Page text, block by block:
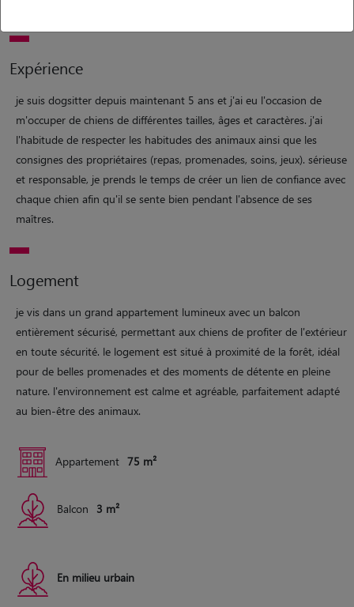
Expérience
je suis dogsitter depuis maintenant 5 ans et j'ai eu l'occasion de
m'occuper de chiens de différentes tailles, âges et caractères. j'ai
l'habitude de respecter les habitudes des animaux ainsi que les
consignes des propriétaires (repas, promenades, soins, jeux). sérieuse
et responsable, je prends le temps de créer un lien de confiance avec
chaque chien afin qu'il se sente bien pendant l'absence de ses
maîtres.
Logement
je vis dans un grand appartement lumineux avec un balcon
entièrement sécurisé, permettant aux chiens de profiter de l'extérieur
en toute sécurité. le logement est situé à proximité de la forêt, idéal
pour de belles promenades et des moments de détente en pleine
nature. l'environnement est calme et agréable, parfaitement adapté
au bien-être des animaux.
Appartement 75 m²
Balcon 3 m²
En milieu urbain